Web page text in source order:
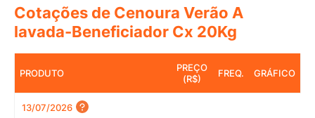
Cotações de Cenoura Verão A
lavada-Beneficiador Cx 20Kg
PRODUTO
PREÇO
(R$)
FREQ. GRÁFICO
13/07/2026